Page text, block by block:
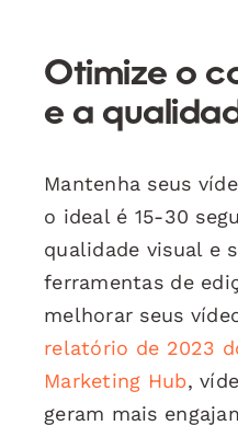
Otimize o
e a
Mantenha seus
o ideal é 15-30
qualidade visual e
ferramentas de
melhorar seus
relatório de 2023
Marketing Hub,
geram mais